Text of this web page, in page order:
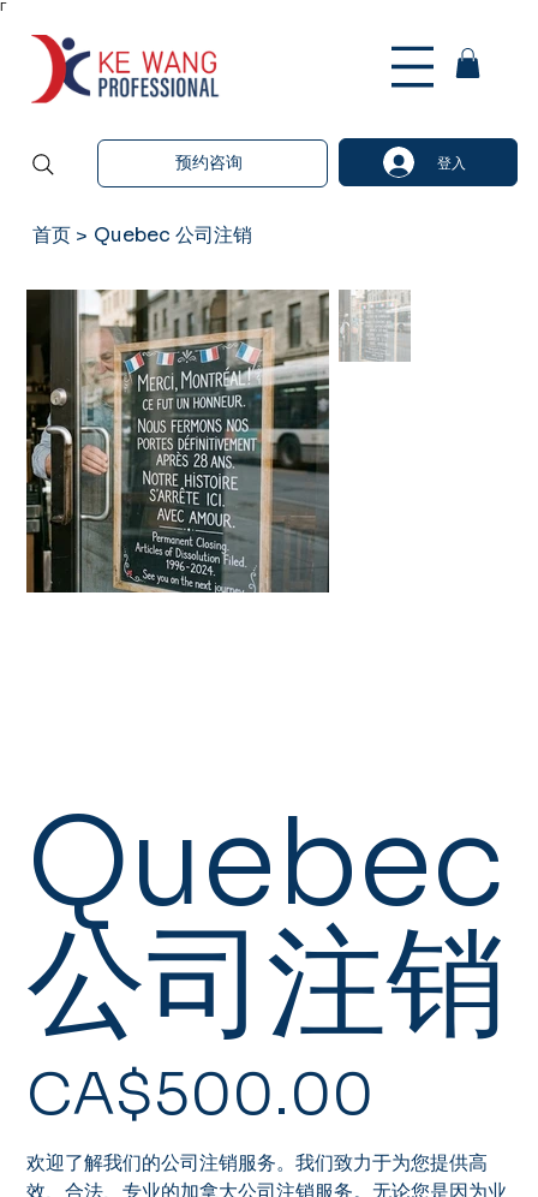
Γ
预约咨询 登入
首页 > Quebec 公司注销
Quebec
公司注销
格
CA$500.00
欢迎了解我们的公司注销服务。我们致力于为您提供高
效、合法、专业的加拿大公司注销服务。无论您是因为业